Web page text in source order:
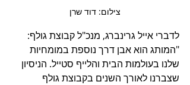
צילום: דוד שרן
לדברי אייל גרינברג, מנכ"ל קבוצת גולף:
"המותג הוא אבן דרך נוספת במומחיות
שלנו בעולמות הבית והלייף סטייל. הניסיון
שצברנו לאורך השנים בקבוצת גולף